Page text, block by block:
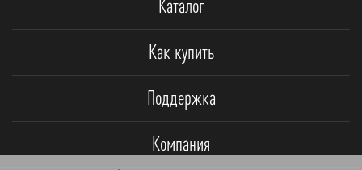
Каталог
Как купить
Поддержка
Компания